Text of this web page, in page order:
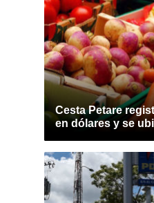
Cesta Petare
en dólares y se